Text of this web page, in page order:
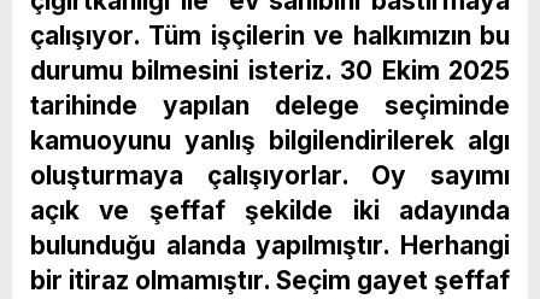
çalışıyor. Tüm işçilerin ve halkımızın bu
durumu bilmesini isteriz. 30 Ekim 2025
tarihinde yapılan delege seçiminde
kamuoyunu yanlış bilgilendirilerek algı
oluşturmaya çalışıyorlar. Oy sayımı
açık ve şeffaf şekilde iki adayında
bulunduğu alanda yapılmıştır. Herhangi
bir itiraz olmamıştır. Seçim gayet şeffaf